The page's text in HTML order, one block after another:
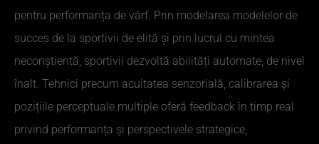
pentru performanța de vârf. Prin modelarea modelelor de
succes de la sportivii de elită și prin lucrul cu mintea
neconștientă, sportivii dezvoltă abilități automate, de nivel
înalt. Tehnici precum acuitatea senzorială, calibrarea și
pozițiile perceptuale multiple oferă feedback în timp real
privind performanța și perspectivele strategice,